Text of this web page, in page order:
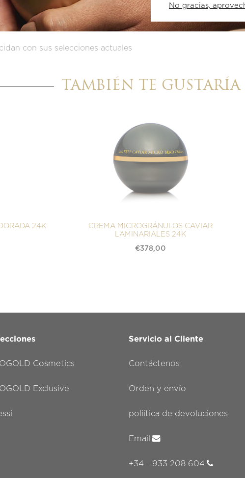
con sus selecciones actuales
TAMBIÉN TE GUSTARÍA
24K
CREMA MICROGRÁNULOS CAVIAR
LAMINARIALES 24K
€378,00
Cosmetics
Exclusive
Servicio al Cliente
Contáctenos
Orden y envío
poliítica de devoluciones
Email
+34 - 933 208 604
No gracias,